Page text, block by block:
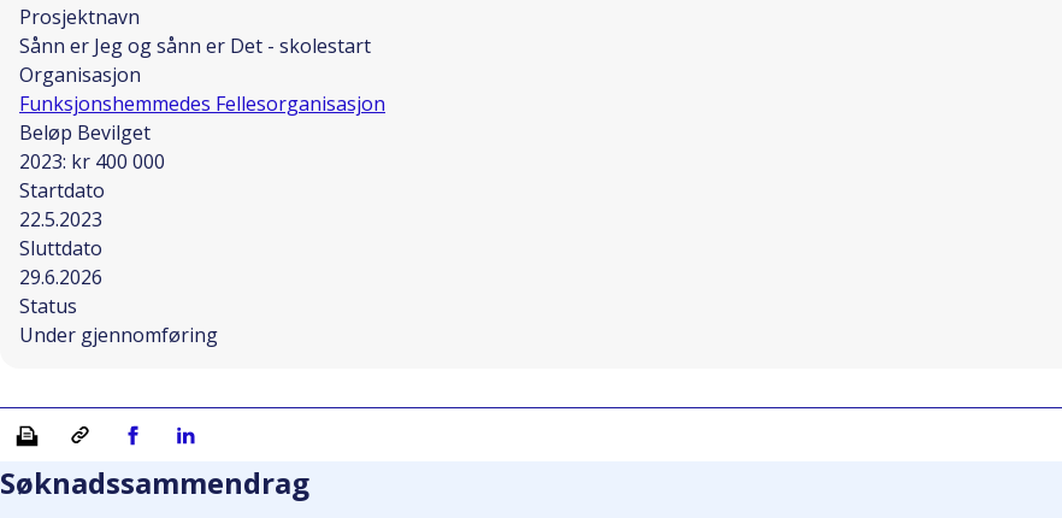
Prosjektnavn
Sånn er Jeg og sånn er Det - skolestart
Organisasjon
Funksjonshemmedes Fellesorganisasjon
Beløp Bevilget
2023: kr 400 000
Startdato
22.5.2023
Sluttdato
29.6.2026
Status
Under gjennomføring
Skriv ut Kopiera länkDel på Facebook
Del på Linkedin
Søknadssammendrag